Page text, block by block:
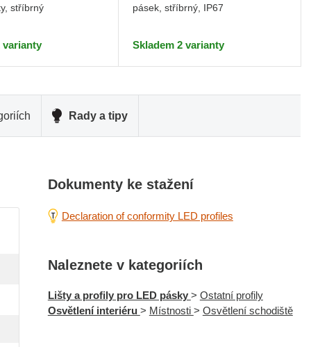
stříbrný
varianty
pásek, stříbrný, IP67
Skladem 2 varianty
Rady a tipy
Dokumenty ke stažení
Declaration of conformity LED profiles
Naleznete v kategoriích
Lišty a profily pro LED pásky > Ostatní profily
Osvětlení interiéru > Místnosti > Osvětlení schodiště